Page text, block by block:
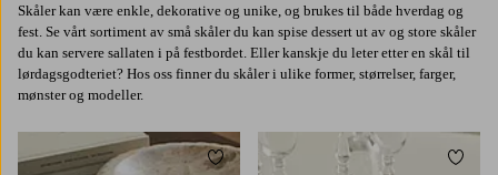
Skåler kan være enkle, dekorative og unike, og brukes til både hverdag og
fest. Se vårt sortiment av små skåler du kan spise dessert ut av og store skåler
du kan servere sallaten i på festbordet. Eller kanskje du leter etter en skål til
lørdagsgodteriet? Hos oss finner du skåler i ulike former, størrelser, farger,
mønster og modeller.
Legg til favoritter